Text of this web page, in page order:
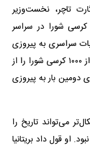
تاچر، نخست‌وزیر
در انتخابات محلی ۱۹۸۱ بیش از ۱۰۰۰ کرسی شورا در سراسر
سراسری به پیروزی
قاطعی دست یافت. تونی بلر نیز در سال ۱۹۹۹ بیش از ۱۰۰۰ کرسی شورا را از
دومین بار به پیروزی
می‌تواند تاریخ را
او قول داد بریتانیا